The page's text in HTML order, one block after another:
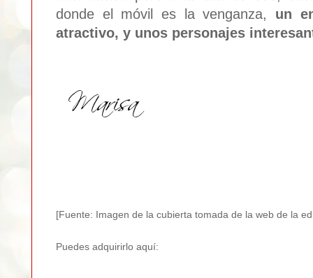
donde el móvil es la venganza, un
atractivo, y unos personajes
[Fuente: Imagen de la cubierta tomada de la web de la
Puedes adquirirlo aquí: